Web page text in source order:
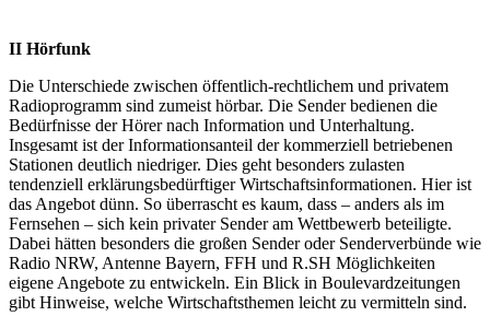
II Hörfunk
Die Unterschiede zwischen öffentlich-rechtlichem und privatem
Radioprogramm sind zumeist hörbar. Die Sender bedienen die
Bedürfnisse der Hörer nach Information und Unterhaltung.
Insgesamt ist der Informationsanteil der kommerziell betriebenen
Stationen deutlich niedriger. Dies geht besonders zulasten
tendenziell erklärungsbedürftiger Wirtschaftsinformationen. Hier ist
das Angebot dünn. So überrascht es kaum, dass – anders als im
Fernsehen – sich kein privater Sender am Wettbewerb beteiligte.
Dabei hätten besonders die großen Sender oder Senderverbünde wie
Radio NRW, Antenne Bayern, FFH und R.SH Möglichkeiten
eigene Angebote zu entwickeln. Ein Blick in Boulevardzeitungen
gibt Hinweise, welche Wirtschaftsthemen leicht zu vermitteln sind.